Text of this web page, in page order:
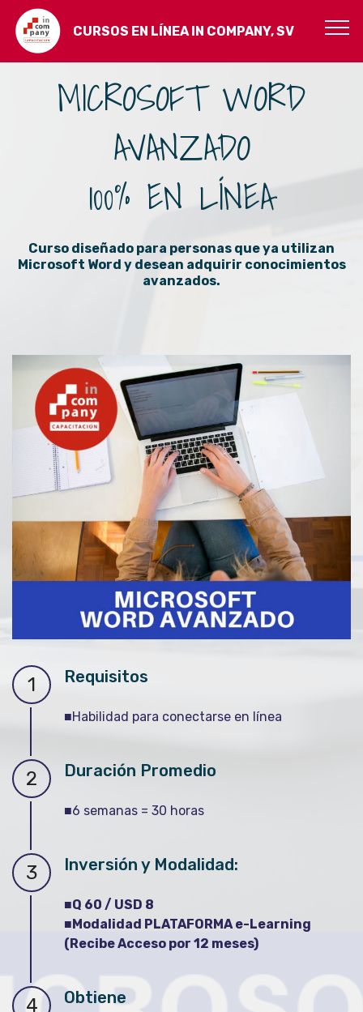
CURSOS EN LÍNEA IN COMPANY, SV
MICROSOFT WORD
AVANZADO
100% EN LÍNEA
Curso diseñado para personas que ya utilizan
Microsoft Word y desean adquirir conocimientos
avanzados.
1 Requisitos
■Habilidad para conectarse en línea
2 Duración Promedio
■6 semanas = 30 horas
3 Inversión y Modalidad:
■Q 60 / USD 8
■Modalidad PLATAFORMA e-Learning
(Recibe Acceso por 12 meses)
4 Obtiene